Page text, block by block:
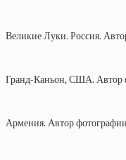
Великие Луки. Россия.
Гранд-Каньон, США. Автор
Армения. Автор